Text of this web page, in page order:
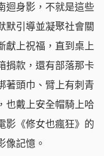
迴身影，不就是這些
默引導並凝聚社會關
獻上祝福，直到桌上
捐款，還有部落那卡
著頭巾、臂上有刺青
也戴上安全帽騎上哈
影《修女也瘋狂》的
像記憶。